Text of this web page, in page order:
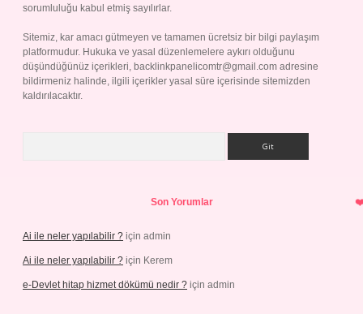
sorumluluğu kabul etmiş sayılırlar.
Sitemiz, kar amacı gütmeyen ve tamamen ücretsiz bir bilgi paylaşım
platformudur. Hukuka ve yasal düzenlemelere aykırı olduğunu
düşündüğünüz içerikleri, backlinkpanelicomtr@gmail.com adresine
bildirmeniz halinde, ilgili içerikler yasal süre içerisinde sitemizden
kaldırılacaktır.
Son Yorumlar
Ai ile neler yapılabilir ? için admin
Ai ile neler yapılabilir ? için Kerem
e-Devlet hitap hizmet dökümü nedir ? için admin